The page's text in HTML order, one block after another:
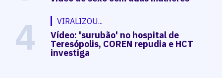
4 VIRALIZOU...
Vídeo: 'surubão' no hospital de
Teresópolis, COREN repudia e HCT
investiga